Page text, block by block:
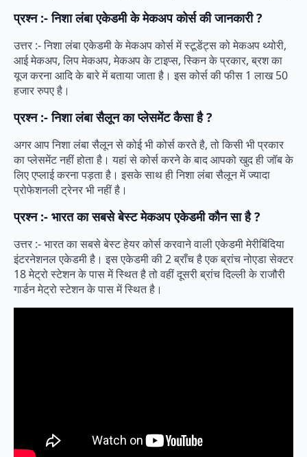
प्रश्न :- निशा लंबा एकेडमी के मेकअप कोर्स की जानकारी ?
उत्तर :- निशा लंबा एकेडमी के मेकअप कोर्स में स्टूडेंट्स को मेकअप थ्योरी,
आई मेकअप, लिप मेकअप, मेकअप के टाइप्स, स्किन के प्रकार, ब्रश का
यूज करना आदि के बारे में बताया जाता है। इस कोर्स की फीस 1 लाख 50
हजार रुपए है।
प्रश्न :- निशा लंबा सैलून का प्लेसमेंट कैसा है ?
अगर आप निशा लंबा सैलून से कोई भी कोर्स करते है, तो किसी भी प्रकार
का प्लेसमेंट नहीं होता है। यहां से कोर्स करने के बाद आपको खुद ही जॉब के
लिए एप्लाई करना पड़ता है। इसके साथ ही निशा लंबा सैलून में ज्यादा
प्रोफेशनली ट्रेनर भी नहीं है।
प्रश्न :- भारत का सबसे बेस्ट मेकअप एकेडमी कौन सा है ?
उत्तर :- भारत का सबसे बेस्ट हेयर कोर्स करवाने वाली एकेडमी मेरीबिंदिया
इंटरनेशनल एकेडमी है। इस एकेडमी की 2 ब्राँच है एक ब्रांच नोएडा सेक्टर
18 मेट्रो स्टेशन के पास में स्थित है तो वहीं दूसरी ब्रांच दिल्ली के राजौरी
गार्डन मेट्रो स्टेशन के पास में स्थित है।